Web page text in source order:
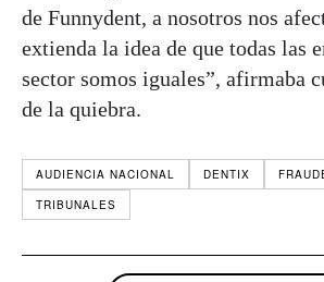
de Funnydent, a nosotros nos
extienda la idea de que todas las
sector somos iguales”, afirmaba
de la quiebra.
AUDIENCIA NACIONAL DENTIX
TRIBUNALES